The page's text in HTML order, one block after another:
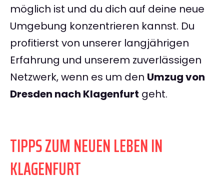
möglich ist und du dich auf deine neue
Umgebung konzentrieren kannst. Du
profitierst von unserer langjährigen
Erfahrung und unserem zuverlässigen
Netzwerk, wenn es um den Umzug von
Dresden nach Klagenfurt geht.
TIPPS ZUM NEUEN LEBEN IN
KLAGENFURT